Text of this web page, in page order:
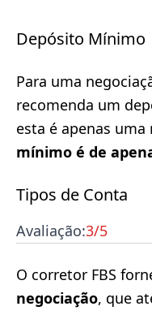
Depósito Mínimo
Para uma
recomenda um
esta é apenas uma
mínimo é de
Tipos de Conta
Avaliação:3/5
O corretor FBS
negociação, que